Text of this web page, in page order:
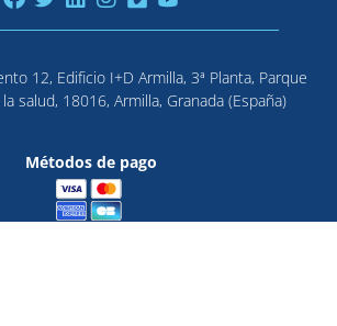
12, Edificio I+D Armilla, 3ª Planta, Parque
salud, 18016, Armilla, Granada (España)
Métodos de pago